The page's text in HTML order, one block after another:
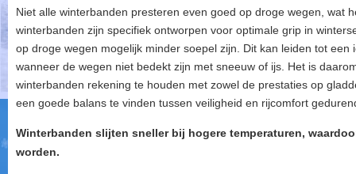
Niet alle winterbanden presteren even goed op droge wegen, wat
winterbanden zijn specifiek ontworpen voor optimale grip in
op droge wegen mogelijk minder soepel zijn. Dit kan leiden tot
wanneer de wegen niet bedekt zijn met sneeuw of ijs. Het is
winterbanden rekening te houden met zowel de prestaties op
een goede balans te vinden tussen veiligheid en rijcomfort
Winterbanden slijten sneller bij hogere temperaturen,
worden.